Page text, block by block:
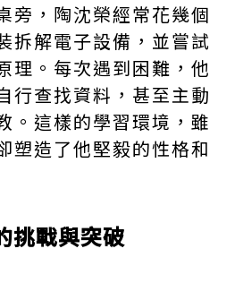
旁，陶沈榮經常花幾個
拆解電子設備，並嘗試
理。每次遇到困難，他
行查找資料，甚至主動
。這樣的學習環境，雖
塑造了他堅毅的性格和
挑戰與突破